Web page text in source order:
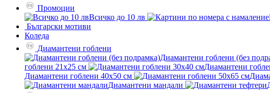
Промоции
Всичко до 10 лв
Български мотиви
Коледа
Диамантени гоблени
Диамантени гоблени (без
гоблени 21x25 см
Диамантени
Диамантени гоблени 40x50 см
Диамантени мандали